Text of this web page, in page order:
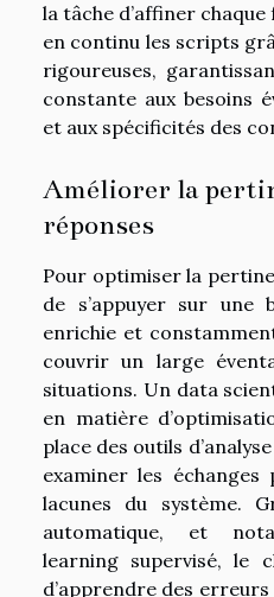
la tâche d’affiner
en continu les scripts
rigoureuses,
constante aux besoins
et aux spécificités des
Améliorer la
réponses
Pour optimiser la
de s’appuyer sur une
enrichie et
couvrir un large
situations. Un data
en matière
place des outils
examiner les
lacunes du système.
automatique, et
learning supervisé, le
d’apprendre des